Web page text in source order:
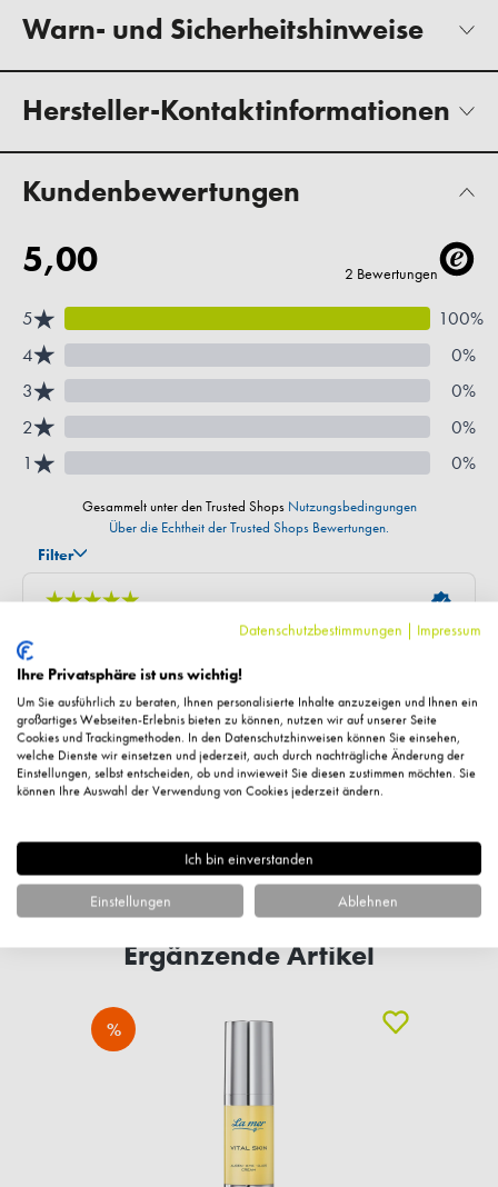
Warn- und Sicherheitshinweise
Hersteller-Kontaktinformationen
Kundenbewertungen
Ergänzende Artikel
%
Datenschutzbestimmungen | Impressum
Ihre Privatsphäre ist uns wichtig!
Um Sie ausführlich zu beraten, Ihnen personalisierte Inhalte anzuzeigen und Ihnen ein
großartiges Webseiten-Erlebnis bieten zu können, nutzen wir auf unserer Seite
Cookies und Trackingmethoden. In den Datenschutzhinweisen können Sie einsehen,
welche Dienste wir einsetzen und jederzeit, auch durch nachträgliche Änderung der
Einstellungen, selbst entscheiden, ob und inwieweit Sie diesen zustimmen möchten. Sie
können Ihre Auswahl der Verwendung von Cookies jederzeit ändern.
Ich bin einverstanden
Einstellungen Ablehnen